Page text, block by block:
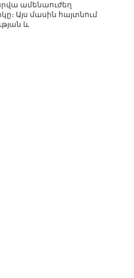
ամենաուժեղ
Այս մասին հայտնում
և